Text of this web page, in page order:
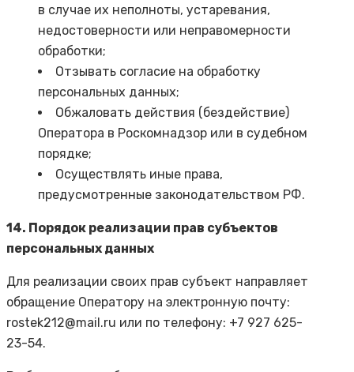
в случае их неполноты, устаревания,
недостоверности или неправомерности
обработки;
Отзывать согласие на обработку
персональных данных;
Обжаловать действия (бездействие)
Оператора в Роскомнадзор или в судебном
порядке;
Осуществлять иные права,
предусмотренные законодательством РФ.
14. Порядок реализации прав субъектов
персональных данных
Для реализации своих прав субъект направляет
обращение Оператору на электронную почту:
rostek212@mail.ru или по телефону: +7 927 625-
23-54.